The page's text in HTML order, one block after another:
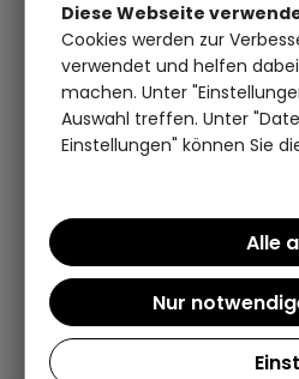
Diese Webseite
Cookies werden zur
verwendet und helfen
machen. Unter
Auswahl treffen. Unter
Einstellungen" können Sie